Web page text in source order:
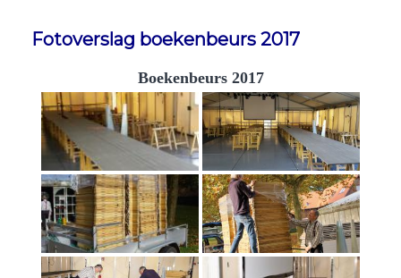
Fotoverslag boekenbeurs 2017
Boekenbeurs 2017